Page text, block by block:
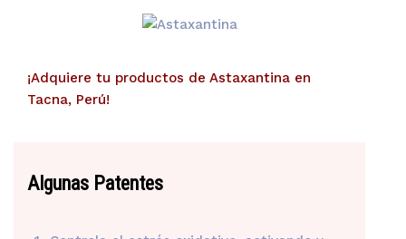
¡Adquiere tu productos de Astaxantina en
Tacna, Perú!
Algunas Patentes